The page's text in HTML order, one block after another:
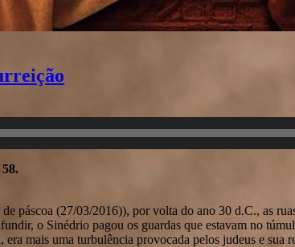
páscoa (27/03/2016)), por volta do ano 30 d.C., as
o Sinédrio pagou os guardas que estavam no
era mais uma turbulência provocada pelos judeus e sua